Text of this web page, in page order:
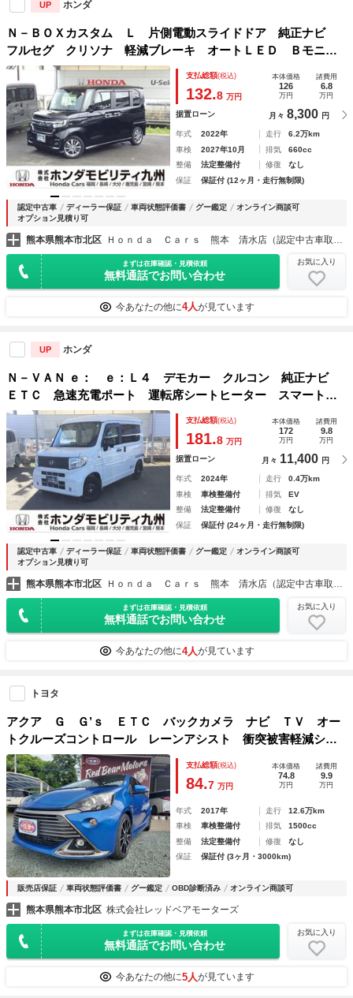
UP ホンダ
Ｎ－ＢＯＸカスタム Ｌ 片側電動スライドドア 純正ナビ
フルセグ クリソナ 軽減ブレーキ オートＬＥＤ Ｂモニタ
ー 前席シートヒーター サイドエアバック ナビＴＶ フル
オートエアコン 運転席助手席エアバッグ キーレススタート
支払総額(税込)
132.8 万円
本体価格
126
万円
諸費用
6.8
万円
据置ローン 月々 8,300 円
年式 2022年 走行
6.2万km
車検
2027年10月 排気
660cc
整備
法定整備付 修復
なし
保証
保証付 (12ヶ月・走行無制限)
認定中古車 ディーラー保証 車両状態評価書 グー鑑定
オンライン商談可
オプション見積り可
熊本県熊本市北区
まずは在庫確認・見積依頼
無料通話でお問い合わせ
お気に入り
今あなたの他に4人が見ています
UP ホンダ
Ｎ－ＶＡＮ ｅ： ｅ：Ｌ４ デモカー クルコン 純正ナビ
ＥＴＣ 急速充電ポート 運転席シートヒーター スマートキ
ープッシュスタート クルーズコントロール 運転席側シート
ヒーター サイドカーテンエアバック 地デジ バックカメラ
支払総額(税込)
181.8 万円
本体価格
172
万円
諸費用
9.8
万円
据置ローン 月々 11,400 円
年式 2024年 走行
0.4万km
車検
車検整備付 排気
EV
整備
法定整備付 修復
なし
保証
保証付 (24ヶ月・走行無制限)
認定中古車 ディーラー保証 車両状態評価書 グー鑑定
オンライン商談可
オプション見積り可
熊本県熊本市北区 Ｈｏｎｄａ Ｃａｒｓ 熊本 清水店（認定中古車取扱店）
まずは在庫確認・見積依頼
無料通話でお問い合わせ
お気に入り
今あなたの他に4人が見ています
トヨタ
アクア Ｇ Ｇ’ｓ ＥＴＣ バックカメラ ナビ ＴＶ オー
トクルーズコントロール レーンアシスト 衝突被害軽減シス
テム アルミホイール オートマチックハイビーム オートラ
イト ＬＥＤヘッドランプ スマートキー
支払総額(税込)
84.7 万円
本体価格
74.8
万円
諸費用
9.9
万円
年式 2017年 走行
12.6万km
車検
車検整備付 排気
1500cc
整備
法定整備付 修復
なし
保証
保証付 (3ヶ月・3000km)
販売店保証 車両状態評価書 グー鑑定 OBD診断済み オンライン商談可
熊本県熊本市北区 株式会社レッドベアモーターズ
まずは在庫確認・見積依頼
無料通話でお問い合わせ
お気に入り
今あなたの他に5人が見ています